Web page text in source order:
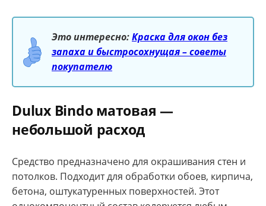
Это интересно:Краска для окон без
запаха и быстросохнущая – советы
покупателю
Dulux Bindo матовая —
небольшой расход
Средство предназначено для окрашивания стен и
потолков. Подходит для обработки обоев, кирпича,
бетона, оштукатуренных поверхностей. Этот